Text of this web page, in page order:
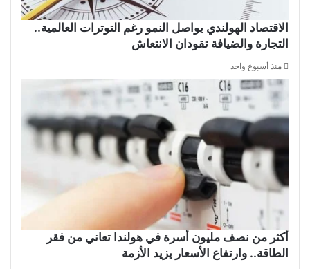
الاقتصاد الهولندي يواصل النمو رغم التوترات العالمية..
التجارة والضيافة تقودان الانتعاش
منذ أسبوع واحد
أكثر من نصف مليون أسرة في هولندا تعاني من فقر
الطاقة.. وارتفاع الأسعار يزيد الأزمة